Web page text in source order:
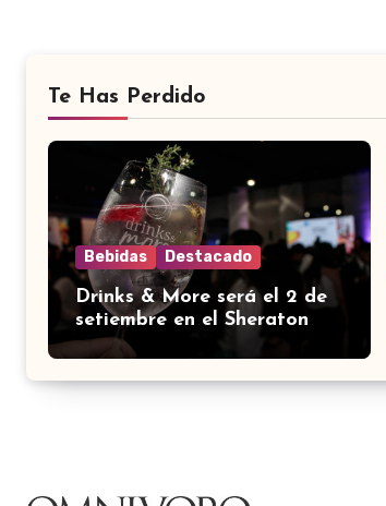
Te Has Perdido
Bebidas Destacado
Drinks & More será el 2 de
setiembre en el Sheraton